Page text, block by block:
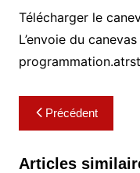
Télécharger le
L’envoie du
Navigation
de
l’article
Précédent
Articles